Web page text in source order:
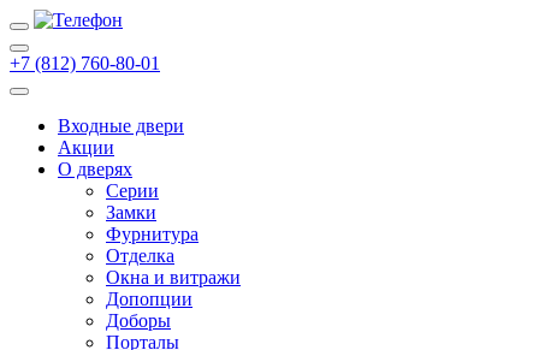
+7 (812) 760-80-01
Входные двери
Акции
О дверях
Cерии
Замки
Фурнитура
Отделка
Окна и витражи
Допопции
Доборы
Порталы